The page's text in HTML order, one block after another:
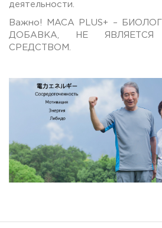
деятельности.
Важно! MACA PLUS+ –
ДОБАВКА, НЕ ЯВЛЯЕТСЯ
СРЕДСТВОМ.